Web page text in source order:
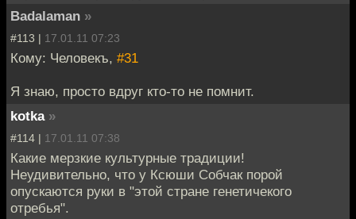
Badalaman »
#113 | 17.01.11 07:23
Кому: Человекъ, #31
Я знаю, просто вдруг кто-то не помнит.
kotka »
#114 | 17.01.11 07:38
Какие мерзкие культурные традиции!
Неудивительно, что у Ксюши Собчак порой
опускаются руки в "этой стране генетичекого
отребья".